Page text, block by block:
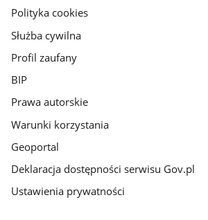
gov.pl
Polityka cookies
Służba cywilna
Profil zaufany
BIP
Prawa autorskie
Warunki korzystania
Geoportal
Deklaracja dostępności serwisu Gov.pl
Ustawienia prywatności